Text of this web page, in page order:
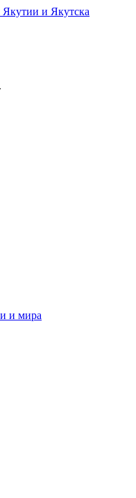
и мира